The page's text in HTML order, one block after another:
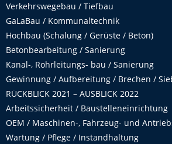
Verkehrswegebau / Tiefbau
GaLaBau / Kommunaltechnik
Hochbau (Schalung / Gerüste / Beton)
Betonbearbeitung / Sanierung
Kanal-, Rohrleitungs- bau / Sanierung
Gewinnung / Aufbereitung / Brechen /
RÜCKBLICK 2021 – AUSBLICK 2022
Arbeitssicherheit / Baustelleneinrichtung
OEM / Maschinen-, Fahrzeug- und
Wartung / Pflege / Instandhaltung